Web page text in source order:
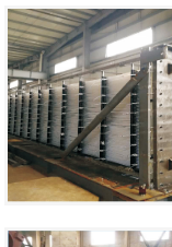
脱硫脱硝专用
PTFE/